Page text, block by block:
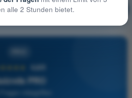
der Frage
4,6/5
PRO
Fragen inbegriffen
alle 2 Stunden bietet.